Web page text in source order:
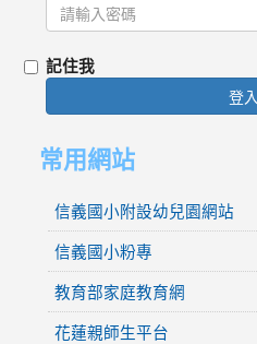
記住我
登入
常用網站
信義國小附設幼兒園網站
信義國小粉專
教育部家庭教育網
花蓮親師生平台